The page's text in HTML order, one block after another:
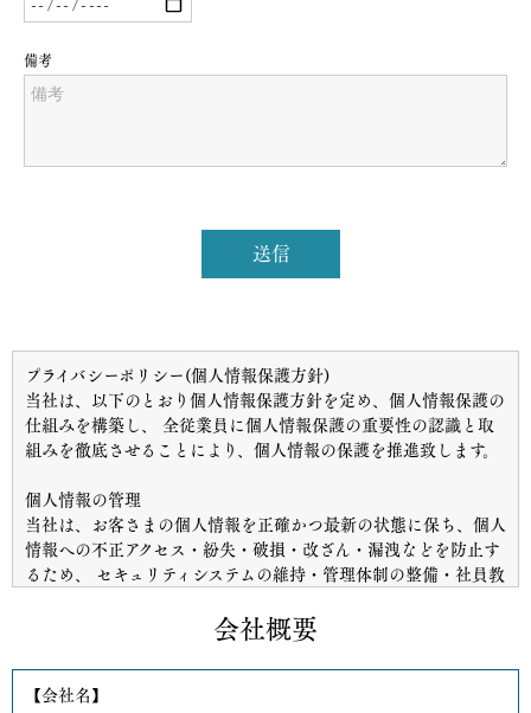
プライバシーポリシー(個人情報保護方針)
当社は、以下のとおり個人情報保護方針を定め、個人情報保護の
仕組みを構築し、 全従業員に個人情報保護の重要性の認識と取
組みを徹底させることにより、個人情報の保護を推進致します。
個人情報の管理
当社は、お客さまの個人情報を正確かつ最新の状態に保ち、個人
情報への不正アクセス・紛失・破損・改ざん・漏洩などを防止す
るため、 セキュリティシステムの維持・管理体制の整備・社員教
個人情報の利用目的
お客さまからお預かりした個人情報は、当社からのご連絡や業務
会社概要
【会社名】